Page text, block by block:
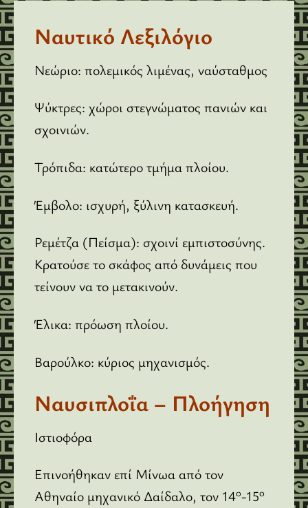
Ναυτικό Λεξιλόγιο
Νεώριο: πολεμικός λιμένας, ναύσταθμος
Ψύκτρες: χώροι στεγνώματος πανιών και
σχοινιών.
Τρόπιδα: κατώτερο τμήμα πλοίου.
Έμβολο: ισχυρή, ξύλινη κατασκευή.
Ρεμέτζα (Πείσμα): σχοινί εμπιστοσύνης.
Κρατούσε το σκάφος από δυνάμεις που
τείνουν να το μετακινούν.
Έλικα: πρόωση πλοίου.
Βαρούλκο: κύριος μηχανισμός.
Ναυσιπλοΐα – Πλοήγηση
Ιστιοφόρα
Επινοήθηκαν επί Μίνωα από τον
Αθηναίο μηχανικό Δαίδαλο, τον 14ο-15ο